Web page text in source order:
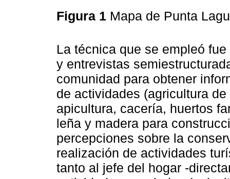
Figura 1 Mapa de Punta
La técnica que se empleó
y entrevistas
comunidad para obtener
de actividades (agricultura
apicultura, cacería, huertos
leña y madera para
percepciones sobre la
realización de actividades
tanto al jefe del hogar -